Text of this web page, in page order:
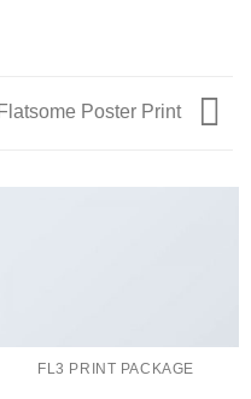
Flatsome Poster Print
FL3 PRINT PACKAGE